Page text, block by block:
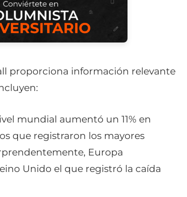
proporciona información relevante
mundial aumentó un 11% en
que registraron los mayores
Europa
Unido el que registró la caída